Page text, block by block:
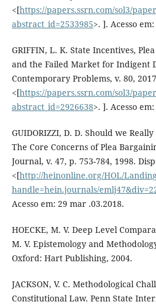
<[https://papers.ssrn.com/sol3/
abstract_id=2533985>. ]. Acesso
GRIFFIN, L. K. State Incentives,
and the Failed Market for Indigent
Contemporary Problems, v. 80,
<[https://papers.ssrn.com/sol3/
abstract_id=2926638>. ]. Acesso
GUIDORIZZI, D. D. Should we
The Core Concerns of Plea
Journal, v. 47, p. 753-784, 1998.
<[http://heinonline.org/HOL/
handle=hein.journals/
Acesso em: 29 mar .03.2018.
HOECKE, M. V. Deep Level
M. V. Epistemology and
Oxford: Hart Publishing, 2004.
JACKSON, V. C. Methodological
Constitutional Law. Penn State